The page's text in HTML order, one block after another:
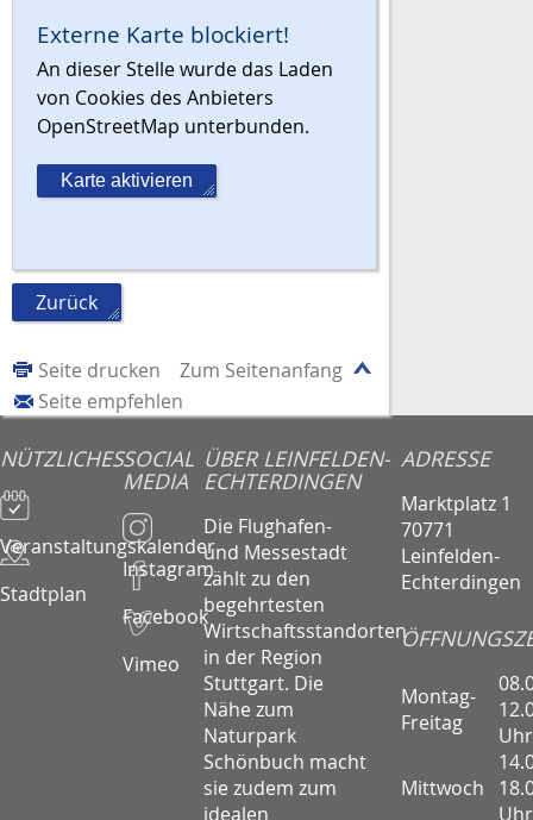
Externe Karte blockiert!
An dieser Stelle wurde das Laden
von Cookies des Anbieters
OpenStreetMap unterbunden.
Karte aktivieren
Zurück
Zum Seitenanfang
Seite drucken
Seite empfehlen
NÜTZLICHES
Veranstaltungskalender
Stadtplan
SOCIAL
MEDIA
Instagram
Facebook
Vimeo
ÜBER LEINFELDEN-
ECHTERDINGEN
Die Flughafen-
und Messestadt
zählt zu den
begehrtesten
Wirtschaftsstandorten
in der Region
Stuttgart. Die
Nähe zum
Naturpark
Schönbuch macht
sie zudem zum
idealen
ADRESSE
Marktplatz 1
70771
Leinfelden-
Echterdingen
Montag-
Freitag
Uhr
Mittwoch
Uhr